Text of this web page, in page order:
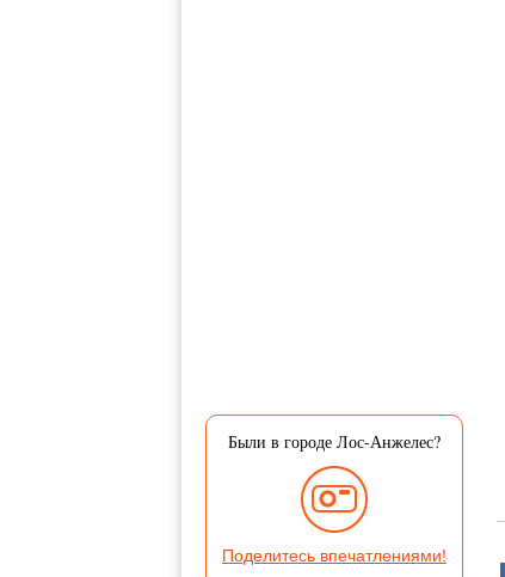
Были в городе Лос-Анжелес?
Поделитесь впечатлениями!